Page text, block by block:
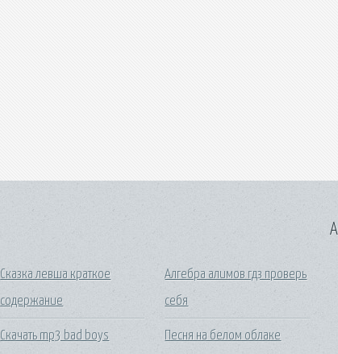
Сказка левша краткое
содержание
Скачать mp3 bad boys
Алгебра алимов гдз проверь
себя
Песня на белом облаке